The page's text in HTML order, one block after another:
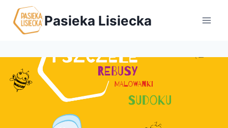
Przejdź
treści
Pasieka Lisiecka